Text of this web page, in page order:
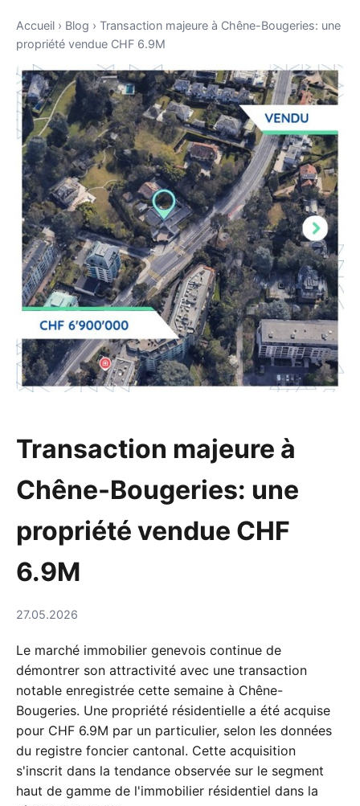
Accueil › Blog › Transaction majeure à Chêne-Bougeries: une
propriété vendue CHF 6.9M
Transaction majeure à
Chêne-Bougeries: une
propriété vendue CHF
6.9M
27.05.2026
Le marché immobilier genevois continue de
démontrer son attractivité avec une transaction
notable enregistrée cette semaine à Chêne-
Bougeries. Une propriété résidentielle a été acquise
pour CHF 6.9M par un particulier, selon les données
du registre foncier cantonal. Cette acquisition
s'inscrit dans la tendance observée sur le segment
haut de gamme de l'immobilier résidentiel dans la